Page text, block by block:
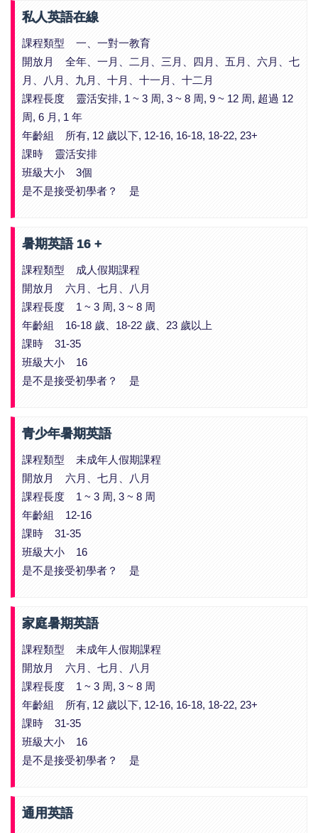
私人英語在線
課程類型 一、一對一教育
開放月 全年、一月、二月、三月、四月、五月、六月、七
月、八月、九月、十月、十一月、十二月
課程長度 靈活安排, 1 ~ 3 周, 3 ~ 8 周, 9 ~ 12 周, 超過 12
周, 6 月, 1 年
年齡組 所有, 12 歲以下, 12-16, 16-18, 18-22, 23+
課時 靈活安排
班級大小 3個
是不是接受初學者？ 是
暑期英語 16 +
課程類型 成人假期課程
開放月 六月、七月、八月
課程長度 1 ~ 3 周, 3 ~ 8 周
年齡組 16-18 歲、18-22 歲、23 歲以上
課時 31-35
班級大小 16
是不是接受初學者？ 是
青少年暑期英語
課程類型 未成年人假期課程
開放月 六月、七月、八月
課程長度 1 ~ 3 周, 3 ~ 8 周
年齡組 12-16
課時 31-35
班級大小 16
是不是接受初學者？ 是
家庭暑期英語
課程類型 未成年人假期課程
開放月 六月、七月、八月
課程長度 1 ~ 3 周, 3 ~ 8 周
年齡組 所有, 12 歲以下, 12-16, 16-18, 18-22, 23+
課時 31-35
班級大小 16
是不是接受初學者？ 是
通用英語